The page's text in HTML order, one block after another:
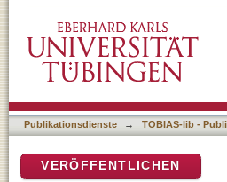
Publikationsdienste → TOBIAS-lib -
VERÖFFENTLICHEN